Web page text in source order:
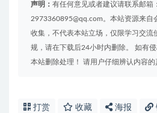
声明： 有任何意见或者建议请联系邮箱：
2973360895@qq.com。本站资源来自
收集，不代表本站立场，仅限学习交流
规，请在下载后24小时内删除。 如有
本站删除处理！ 请用户仔细辨认内容的
打赏 收藏 海报